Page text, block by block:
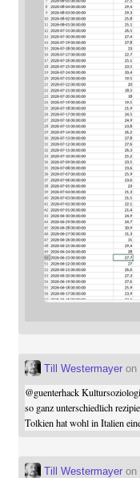
Till Westermayeron
@guenterhack
so ganz unterschiedlich
Tolkien hat wohl in Italien
Till Westermayeron